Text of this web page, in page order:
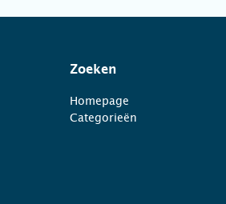
Zoeken
Homepage
Categorieën